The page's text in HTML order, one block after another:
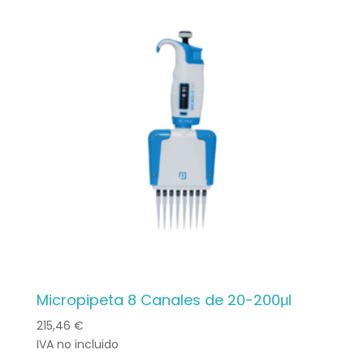
Micropipeta 8 Canales de 20-200μl
215,46 €
IVA no incluido